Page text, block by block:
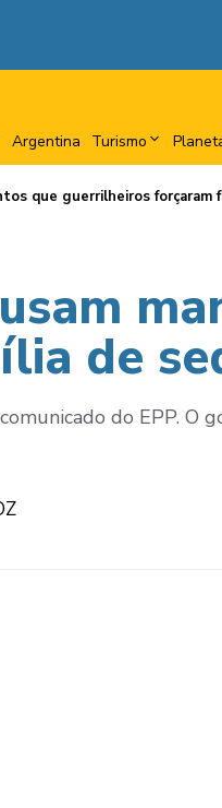
Argentina Turismo
que guerrilheiros forçaram
de
do EPP. O